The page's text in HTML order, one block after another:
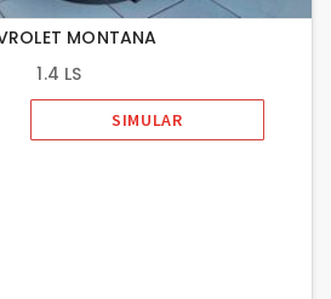
MONTANA
1.4 LS
SIMULAR